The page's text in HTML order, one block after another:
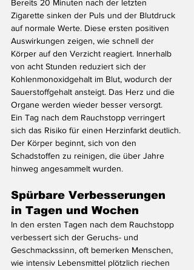
Bereits 20 Minuten nach der letzten
Zigarette sinken der Puls und der Blutdruck
auf normale Werte. Diese ersten positiven
Auswirkungen zeigen, wie schnell der
Körper auf den Verzicht reagiert. Innerhalb
von acht Stunden reduziert sich der
Kohlenmonoxidgehalt im Blut, wodurch der
Sauerstoffgehalt ansteigt. Das Herz und die
Organe werden wieder besser versorgt.
Ein Tag nach dem Rauchstopp verringert
sich das Risiko für einen Herzinfarkt deutlich.
Der Körper beginnt, sich von den
Schadstoffen zu reinigen, die über Jahre
hinweg angesammelt wurden.
Spürbare Verbesserungen
in Tagen und Wochen
In den ersten Tagen nach dem Rauchstopp
verbessert sich der Geruchs- und
Geschmackssinn, oft bemerken Menschen,
wie intensiv Lebensmittel plötzlich riechen